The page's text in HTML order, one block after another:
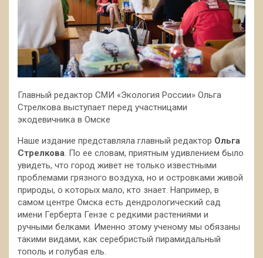
Главный редактор СМИ «Экология России» Ольга
Стрелкова выступает перед участницами
экодевичника в Омске
Наше издание представляла главный редактор Ольга
Стрелкова. По ее словам, приятным удивлением было
увидеть, что город живет не только известными
проблемами грязного воздуха, но и островками живой
природы, о которых мало, кто знает. Например, в
самом центре Омска есть дендрологический сад
имени Герберта Гензе с редкими растениями и
ручными белками. Именно этому ученому мы обязаны
такими видами, как серебристый пирамидальный
тополь и голубая ель.